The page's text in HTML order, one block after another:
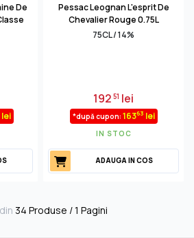
De
lei
Pessac Leognan L'esprit De
Chevalier Rouge 0.75L
75CL / 14%
19251 lei
*după cupon: 16363 lei
IN STOC
ADAUGA IN COS
din 34 Produse / 1 Pagini